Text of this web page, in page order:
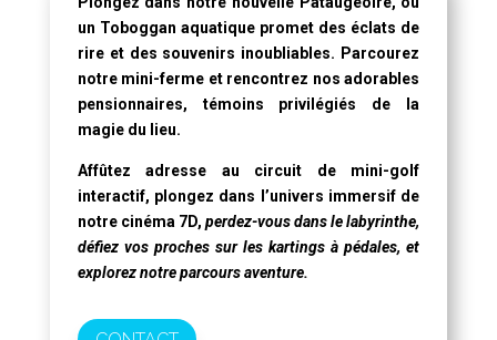
un Toboggan aquatiquepromet des éclats de
rire et des souvenirs inoubliables. Parcourez
notre mini-ferme et rencontrez nos adorables
pensionnaires, témoins privilégiés de la
magie du lieu.
Affûtez adresse au circuit de mini-golf
interactif, plongez dans l’univers immersif de
notre cinéma 7D,perdez-vous dans le labyrinthe,
défiez vos proches sur les kartings à pédales, et
explorez notre parcours aventure.